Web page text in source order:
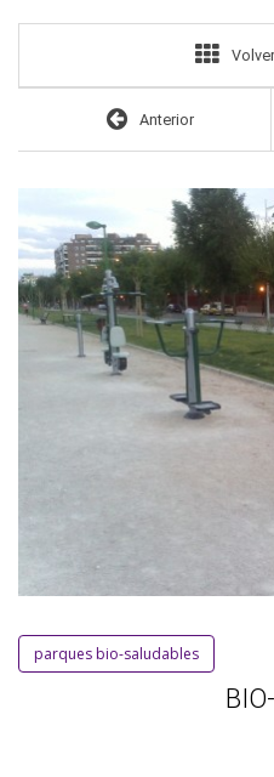
Anterior
parques bio-saludables